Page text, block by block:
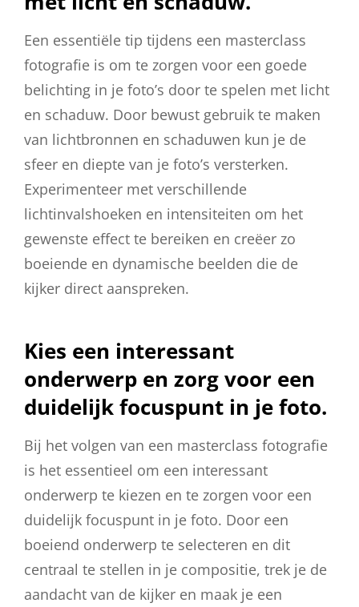
Een essentiële tip tijdens een masterclass
fotografie is om te zorgen voor een goede
belichting in je foto’s door te spelen met licht
en schaduw. Door bewust gebruik te maken
van lichtbronnen en schaduwen kun je de
sfeer en diepte van je foto’s versterken.
Experimenteer met verschillende
lichtinvalshoeken en intensiteiten om het
gewenste effect te bereiken en creëer zo
boeiende en dynamische beelden die de
kijker direct aanspreken.
Kies een interessant
onderwerp en zorg voor een
duidelijk focuspunt in je foto.
Bij het volgen van een masterclass fotografie
is het essentieel om een interessant
onderwerp te kiezen en te zorgen voor een
duidelijk focuspunt in je foto. Door een
boeiend onderwerp te selecteren en dit
centraal te stellen in je compositie, trek je de
aandacht van de kijker en maak je een